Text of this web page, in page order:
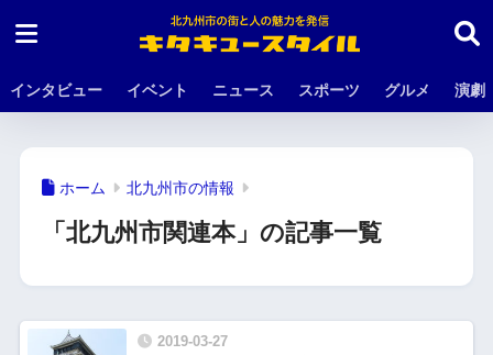
インタビュー イベント ニュース スポーツ グルメ 演劇
ホーム 北九州市の情報
「北九州市関連本」の記事一覧
2019-03-27